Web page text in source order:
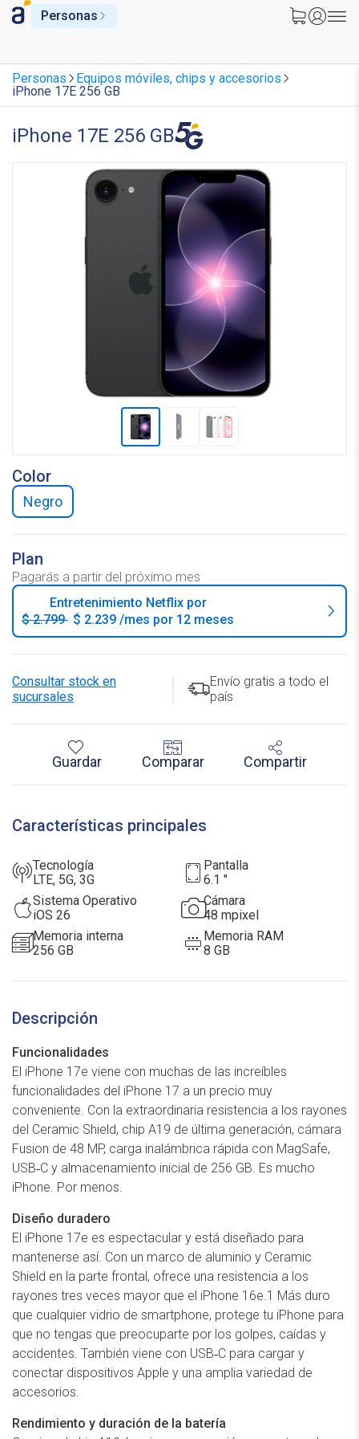
Personas
Personas
Equipos móviles, chips y accesorios
iPhone 17E 256 GB
iPhone 17E 256 GB
Color
negro
Plan
Pagarás a partir del próximo mes
Entretenimiento Netflix por
$ 2.799 $ 2.239 /mes por 12 meses
Consultar stock en
sucursales
Envío gratis a todo el
país
Guardar Comparar Compartir
Características principales
Tecnología
LTE, 5G, 3G
pantalla
6.1 "
Sistema Operativo
iOS 26
cámara
48 mpixel
memoria interna
256 GB
memoria RAM
8 GB
Descripción
Funcionalidades
El iPhone 17e viene con muchas de las increíbles
funcionalidades del iPhone 17 a un precio muy
conveniente. Con la extraordinaria resistencia a los rayones
del Ceramic Shield, chip A19 de última generación, cámara
Fusion de 48 MP, carga inalámbrica rápida con MagSafe,
USB‑C y almacenamiento inicial de 256 GB. Es mucho
iPhone. Por menos.
Diseño duradero
El iPhone 17e es espectacular y está diseñado para
mantenerse así. Con un marco de aluminio y Ceramic
Shield en la parte frontal, ofrece una resistencia a los
rayones tres veces mayor que el iPhone 16e.1 Más duro
que cualquier vidrio de smartphone, protege tu iPhone para
que no tengas que preocuparte por los golpes, caídas y
accidentes. También viene con USB‑C para cargar y
conectar dispositivos Apple y una amplia variedad de
accesorios.
Rendimiento y duración de la batería